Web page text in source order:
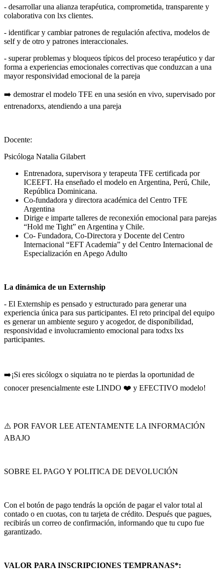
- desarrollar una alianza terapéutica, comprometida, transparente y
colaborativa con lxs clientes.
- identificar y cambiar patrones de regulación afectiva, modelos de
self y de otro y patrones interaccionales.
- superar problemas y bloqueos típicos del proceso terapéutico y dar
forma a experiencias emocionales correctivas que conduzcan a una
mayor responsividad emocional de la pareja
➡️ demostrar el modelo TFE en una sesión en vivo, supervisado por
entrenadorxs, atendiendo a una pareja
Docente:
Psicóloga Natalia Gilabert
Entrenadora, supervisora y terapeuta TFE certificada por
ICEEFT. Ha enseñado el modelo en Argentina, Perú, Chile,
República Dominicana.
Co-fundadora y directora académica del Centro TFE
Argentina
Dirige e imparte talleres de reconexión emocional para parejas
“Hold me Tight” en Argentina y Chile.
Co- Fundadora, Co-Directora y Docente del Centro
Internacional “EFT Academia” y del Centro Internacional de
Especialización en Apego Adulto
La dinámica de un Externship
- El Externship es pensado y estructurado para generar una
experiencia única para sus participantes. El reto principal del equipo
es generar un ambiente seguro y acogedor, de disponibilidad,
responsividad e involucramiento emocional para todxs lxs
participantes.
➡️¡Si eres sicólogx o siquiatra no te pierdas la oportunidad de
conocer presencialmente este LINDO ❤️ y EFECTIVO modelo!
⚠️ POR FAVOR LEE ATENTAMENTE LA INFORMACIÓN
ABAJO
SOBRE EL PAGO Y POLITICA DE DEVOLUCIÓN
Con el botón de pago tendrás la opción de pagar el valor total al
contado o en cuotas, con tu tarjeta de crédito. Después que pagues,
recibirás un correo de confirmación, informando que tu cupo fue
garantizado.
VALOR PARA INSCRIPCIONES TEMPRANAS*: